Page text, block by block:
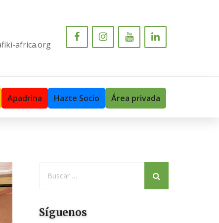
africa.org
Apadrina Hazte Socio Área privada
Síguenos